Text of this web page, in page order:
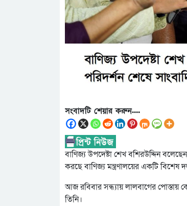
সংবাদটি শেয়ার করুন....
বাণিজ্য উপদেষ্টা শেখ বশিরউদ্দিন
করছে বাণিজ্য মন্ত্রণালয়ের একটি বিশেষ
আজ রবিবার সন্ধ্যায় লালবাগের পোস্তায়
তিনি।